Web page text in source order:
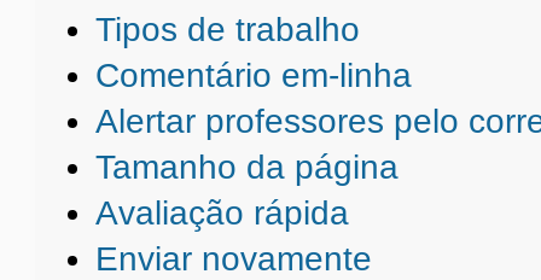
Tipos de trabalho
Comentário em-linha
Alertar professores pelo
Tamanho da página
Avaliação rápida
Enviar novamente